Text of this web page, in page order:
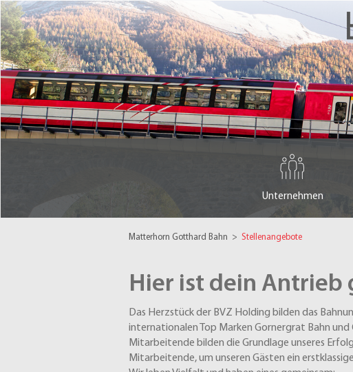
Unternehmen
Matterhorn Gotthard Bahn > Stellenangebote
Hier ist dein Antrieb
Das Herzstück der BVZ Holding bilden das
internationalen Top Marken Gornergrat Bahn
Mitarbeitende bilden die Grundlage unseres
Mitarbeitende, um unseren Gästen ein